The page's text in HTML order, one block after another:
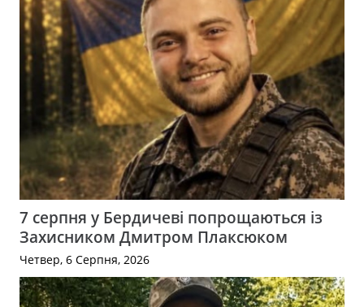
7 серпня у Бердичеві попрощаються із
Захисником Дмитром Плаксюком
Четвер, 6 Серпня, 2026